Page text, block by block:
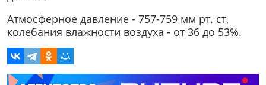
Атмосферное давление - 757-759 мм рт. ст,
колебания влажности воздуха - от 36 до 53%.